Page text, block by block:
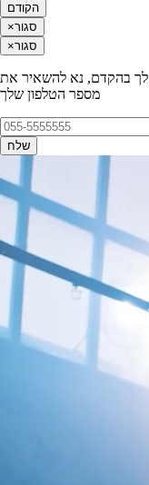
הקודם
×סגור
×סגור
בהקדם, נא להשאיר את
מספר הטלפון שלך
שלח